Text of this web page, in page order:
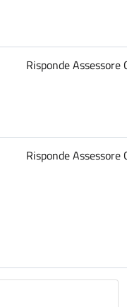
Risponde
Risponde